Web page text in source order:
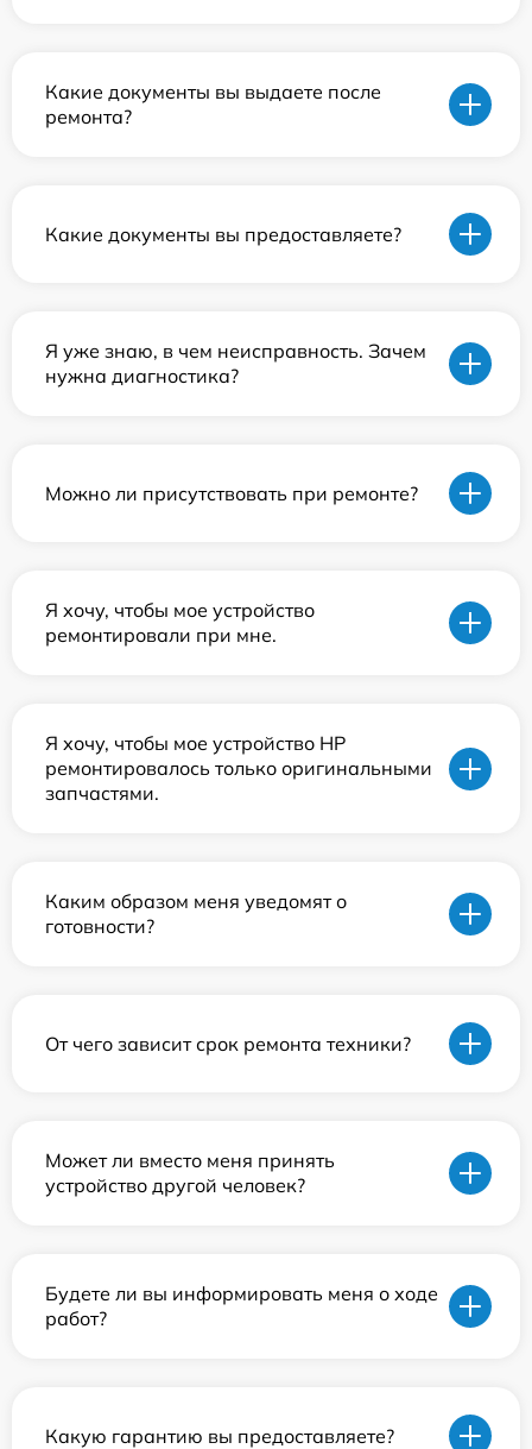
Какие документы вы выдаете после
ремонта?
Какие документы вы предоставляете?
Я уже знаю, в чем неисправность. Зачем
нужна диагностика?
Можно ли присутствовать при ремонте?
Я хочу, чтобы мое устройство
ремонтировали при мне.
Я хочу, чтобы мое устройство HP
ремонтировалось только оригинальными
запчастями.
Каким образом меня уведомят о
готовности?
От чего зависит срок ремонта техники?
Может ли вместо меня принять
устройство другой человек?
Будете ли вы информировать меня о ходе
работ?
Какую гарантию вы предоставляете?